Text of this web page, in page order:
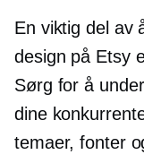
En viktig del av
design på Etsy
Sørg for å
dine
temaer, fonter